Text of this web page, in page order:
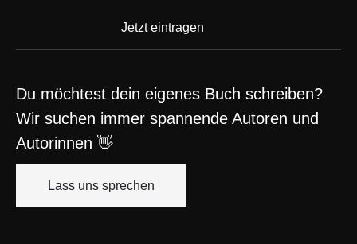
Du möchtest dein eigenes Buch schreiben?
Wir suchen immer spannende Autoren und
Autorinnen 👋
Lass uns sprechen